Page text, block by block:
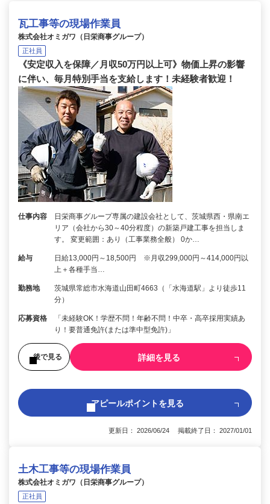
瓦工事等の現場作業員
株式会社オミガワ（日栄商事グループ）
正社員
《安定収入を保障／月収50万円以上可》物価上昇の影響
に伴い、毎月特別手当を支給します！未経験者歓迎！
仕事内容
日栄商事グループ専属の建設会社として、茨城県西・県南エ
リア（会社から30～40分程度）の新築戸建工事を担当しま
す。 変更範囲：あり（工事業務全般） 0か…
給与
日給13,000円～18,500円 ※月収299,000円～414,000円以
上＋各種手当…
勤務地
茨城県常総市水海道山田町4663（「水海道駅」より徒歩11
分）
応募資格
「未経験OK！学歴不問！年齢不問！中卒・高卒採用実績あ
り！要普通免許(または準中型免許)」
後で見る 詳細を見る
アピールポイントを見る
更新日： 2026/06/24 掲載終了日： 2027/01/01
土木工事等の現場作業員
株式会社オミガワ（日栄商事グループ）
正社員